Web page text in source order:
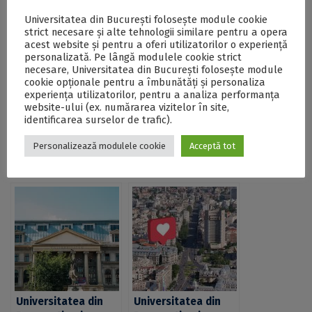
SECŢIUNE ACCESIBILIZATĂ PENTRU
PERSOANELE CU DIZABILITĂŢI DE VEDERE
Universitatea din București, prima universitate din
România în topul QS by Subject 2025 în 5 domenii,
Lingvistică, Limbi moderne, Filosofie, Informatică și
Tehnologia informației și Chimie - DOCX
Universitatea din
Universitatea din
Universitatea din București folosește module cookie
strict necesare și alte tehnologii similare pentru a opera
acest website și pentru a oferi utilizatorilor o experiență
personalizată. Pe lângă modulele cookie strict
necesare, Universitatea din București folosește module
cookie opționale pentru a îmbunătăți și personaliza
experiența utilizatorilor, pentru a analiza performanța
website-ului (ex. numărarea vizitelor în site,
identificarea surselor de trafic).
Personalizează modulele cookie Acceptă tot